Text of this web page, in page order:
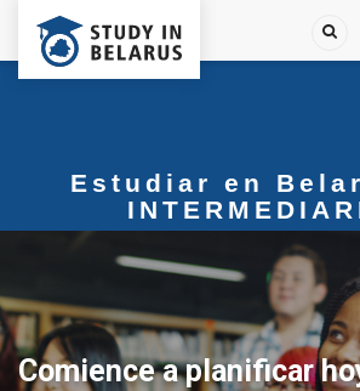
Estudiar en
Comience a planificar